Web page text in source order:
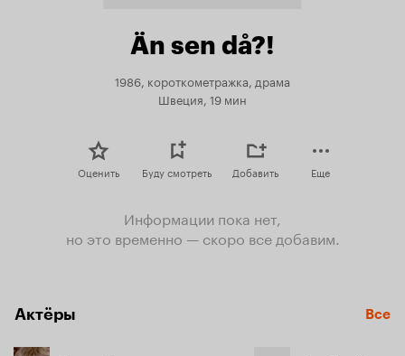
Än sen då?!
1986, короткометражка, драма
Швеция, 19 мин
Оценить Буду смотреть Добавить Еще
Информации пока нет,
но это временно — скоро все добавим.
Актёры Все